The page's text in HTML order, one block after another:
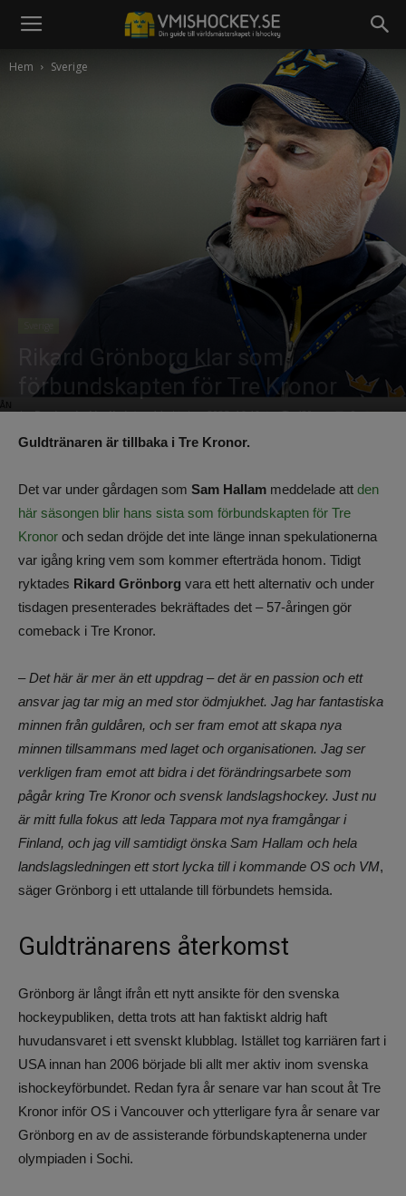
Hem Sverige
Rikard Grönborg klar som
förbundskapten för Tre Kronor
Av Benjamin Lindkvist - 14 oktober 2025, 16:46 420 0
Guldtränaren är tillbaka i Tre Kronor.
Det var under gårdagen som Sam Hallam meddelade att den
här säsongen blir hans sista som förbundskapten för Tre
Kronor och sedan dröjde det inte länge innan spekulationerna
var igång kring vem som kommer efterträda honom. Tidigt
ryktades Rikard Grönborg vara ett hett alternativ och under
tisdagen presenterades bekräftades det – 57-åringen gör
comeback i Tre Kronor.
– Det här är mer än ett uppdrag – det är en passion och ett
ansvar jag tar mig an med stor ödmjukhet. Jag har fantastiska
minnen från guldåren, och ser fram emot att skapa nya
minnen tillsammans med laget och organisationen. Jag ser
verkligen fram emot att bidra i det förändringsarbete som
pågår kring Tre Kronor och svensk landslagshockey. Just nu
är mitt fulla fokus att leda Tappara mot nya framgångar i
Finland, och jag vill samtidigt önska Sam Hallam och hela
landslagsledningen ett stort lycka till i kommande OS och VM,
säger Grönborg i ett uttalande till förbundets hemsida.
Guldtränarens återkomst
Grönborg är långt ifrån ett nytt ansikte för den svenska
hockeypubliken, detta trots att han faktiskt aldrig haft
huvudansvaret i ett svenskt klubblag. Istället tog karriären fart i
USA innan han 2006 började bli allt mer aktiv inom svenska
ishockeyförbundet. Redan fyra år senare var han scout åt Tre
Kronor inför OS i Vancouver och ytterligare fyra år senare var
Grönborg en av de assisterande förbundskaptenerna under
olympiaden i Sochi.